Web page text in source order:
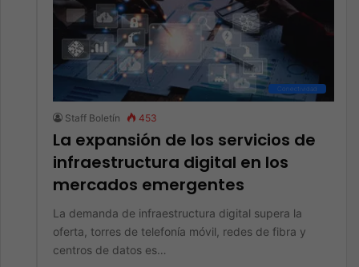
Conectividad
Staff Boletín 453
La expansión de los servicios de
infraestructura digital en los
mercados emergentes
La demanda de infraestructura digital supera la
oferta, torres de telefonía móvil, redes de fibra y
centros de datos es…